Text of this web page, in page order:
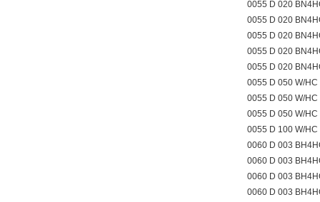
0055 D 020
0055 D 020
0055 D 020
0055 D 020
0055 D 020
0055 D 050 W/HC
0055 D 050 W/HC
0055 D 050 W/HC
0055 D 100 W/HC
0060 D 003
0060 D 003
0060 D 003
0060 D 003